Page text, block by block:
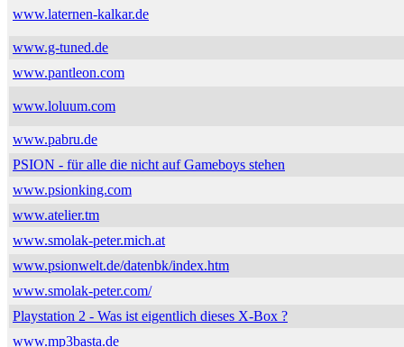
www.laternen-kalkar.de
www.g-tuned.de
www.pantleon.com
www.loluum.com
www.pabru.de
PSION - für alle die nicht auf Gameboys stehen
www.psionking.com
www.atelier.tm
www.smolak-peter.mich.at
www.psionwelt.de/datenbk/index.htm
www.smolak-peter.com/
Playstation 2 - Was ist eigentlich dieses X-Box ?
www.mp3basta.de